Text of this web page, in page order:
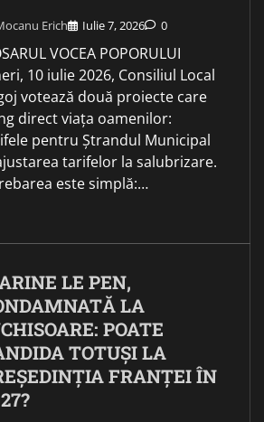
Erich Iulie 7, 2026 0
VOCEA POPORULUI
10 iulie 2026, Consiliul Local
votează două proiecte care
direct viața oamenilor:
pentru Ștrandul Municipal
tarifelor la salubrizare.
este simplă:…
LE PEN,
LA
POATE
TOTUȘI LA
FRANȚEI ÎN